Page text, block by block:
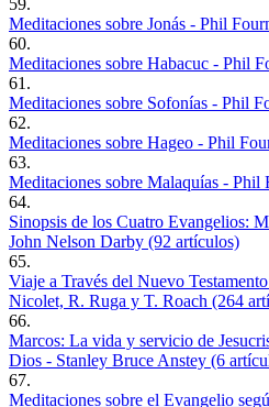
Meditaciones sobre Jonás - Phil
60.
Meditaciones sobre Habacuc - Phil
61.
Meditaciones sobre Sofonías - Phil
62.
Meditaciones sobre Hageo - Phil
63.
Meditaciones sobre Malaquías - Phil
64.
Sinopsis de los Cuatro Evangelios:
John Nelson Darby (92 artículos)
65.
Viaje a Través del Nuevo
Nicolet, R. Ruga y T. Roach (264
66.
Marcos: La vida y servicio de
Dios - Stanley Bruce Anstey (6
67.
Meditaciones sobre el Evangelio